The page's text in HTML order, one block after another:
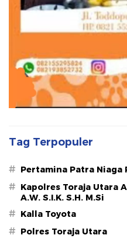
Tag Terpopuler
# Pertamina Patra Niaga
# Kapolres Toraja Utara
A.W. S.I.K. S.H. M.Si
# Kalla Toyota
# Polres Toraja Utara